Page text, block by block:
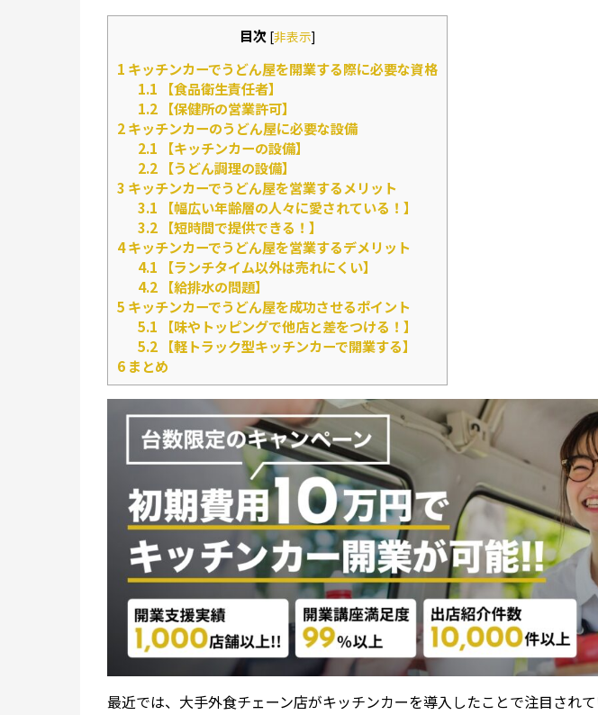
目次 [非表示]
1 キッチンカーでうどん屋を開業する際に必要な資格
1.1 【食品衛生責任者】
1.2【保健所の営業許可】
2キッチンカーのうどん屋に必要な設備
2.1 【キッチンカーの設備】
2.2【うどん調理の設備】
3 キッチンカーでうどん屋を営業するメリット
3.1 【幅広い年齢層の人々に愛されている！】
3.2【短時間で提供できる！】
4キッチンカーでうどん屋を営業するデメリット
4.1 【ランチタイム以外は売れにくい】
4.2【給排水の問題】
5 キッチンカーでうどん屋を成功させるポイント
5.1 【味やトッピングで他店と差をつける！】
5.2【軽トラック型キッチンカーで開業する】
6 まとめ
最近では、大手外食チェーン店がキッチンカーを導入したことで注目され